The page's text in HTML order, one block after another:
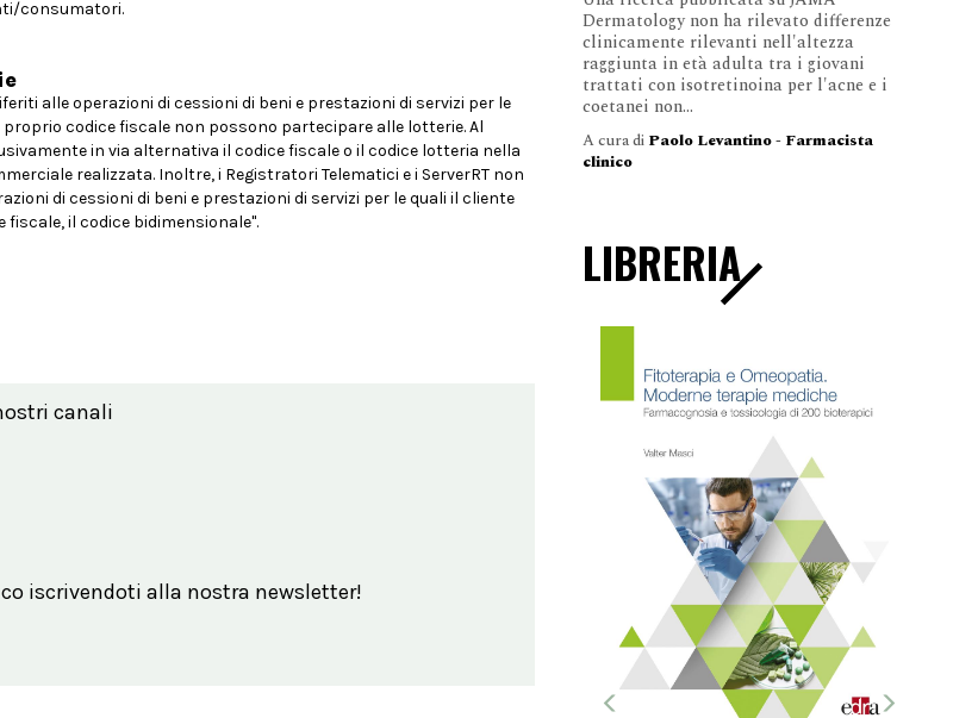
consumatori.
alle operazioni di cessioni di beni e prestazioni di servizi per le
codice fiscale non possono partecipare alle lotterie. Al
in via alternativa il codice fiscale o il codice lotteria nella
realizzata. Inoltre, i Registratori Telematici e i ServerRT non
di cessioni di beni e prestazioni di servizi per le quali il cliente
il codice bidimensionale".
canali
iscrivendoti alla nostra newsletter!
Dermatology non ha rilevato differenze
clinicamente rilevanti nell'altezza
raggiunta in età adulta tra i giovani
trattati con isotretinoina per l'acne e i
coetanei non...
A cura di Paolo Levantino - Farmacista
clinico
LIBRERIA